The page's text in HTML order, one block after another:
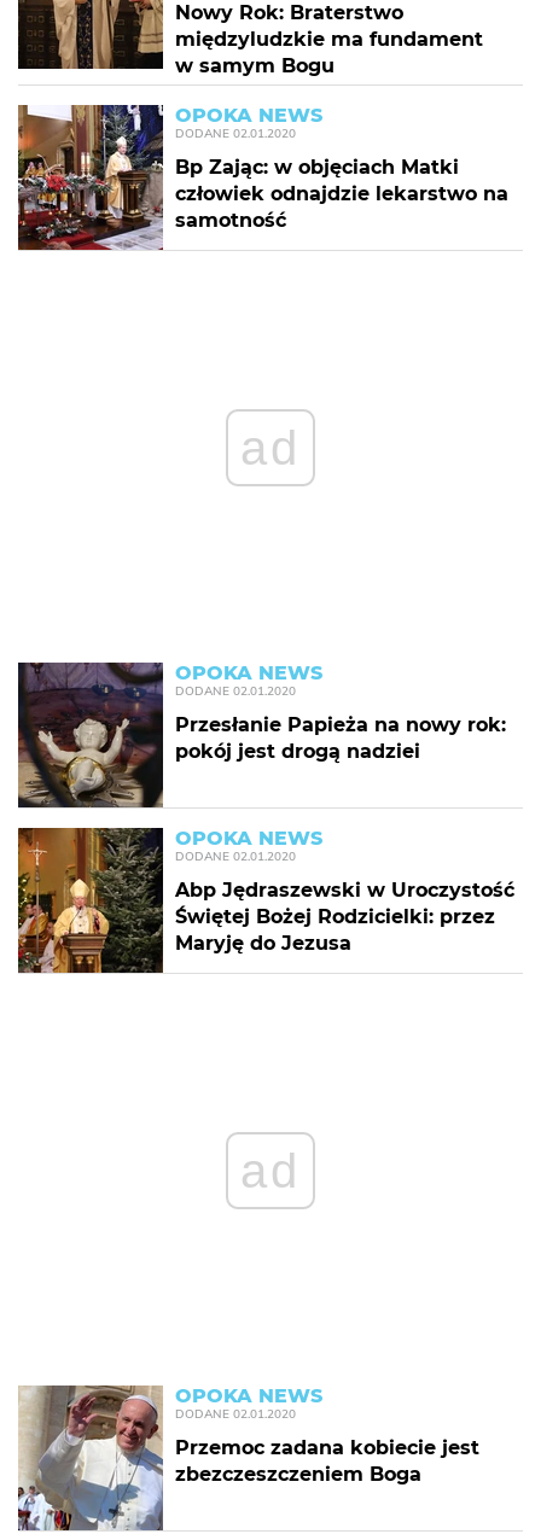
Nowy Rok: Braterstwo
międzyludzkie ma fundament
w samym Bogu
OPOKA NEWS
DODANE 02.01.2020
Bp Zając: w objęciach Matki
człowiek odnajdzie lekarstwo na
samotność
ad
OPOKA NEWS
DODANE 02.01.2020
Przesłanie Papieża na nowy rok:
pokój jest drogą nadziei
OPOKA NEWS
DODANE 02.01.2020
Abp Jędraszewski w Uroczystość
Świętej Bożej Rodzicielki: przez
Maryję do Jezusa
ad
OPOKA NEWS
DODANE 02.01.2020
Przemoc zadana kobiecie jest
zbezczeszczeniem Boga